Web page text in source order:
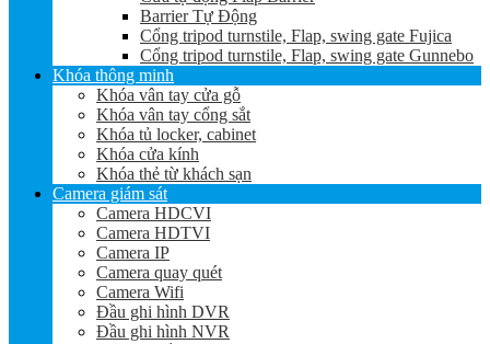
Barrier Tự Động
Cổng tripod turnstile, Flap, swing gate Fujica
Cổng tripod turnstile, Flap, swing gate Gunnebo
Khóa thông minh
Khóa vân tay cửa gỗ
Khóa vân tay cổng sắt
Khóa tủ locker, cabinet
Khóa cửa kính
Khóa thẻ từ khách sạn
Camera giám sát
Camera HDCVI
Camera HDTVI
Camera IP
Camera quay quét
Camera Wifi
Đầu ghi hình DVR
Đầu ghi hình NVR